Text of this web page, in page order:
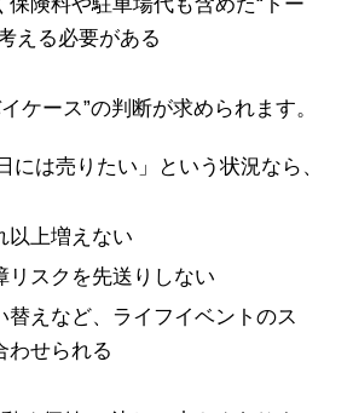
える必要がある
ケース”の判断が求められます。
には売りたい」という状況なら、
以上増えない
リスクを先送りしない
替えなど、ライフイベントのス
わせられる